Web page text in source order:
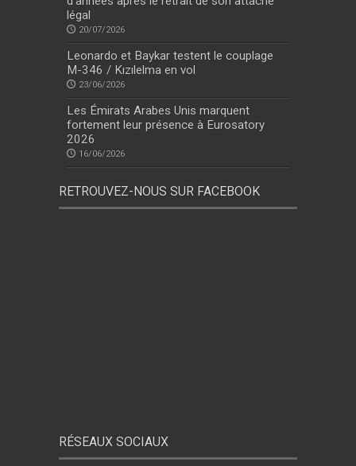
légal
20/07/2026
Leonardo et Baykar testent le couplage
M-346 / Kızılelma en vol
23/06/2026
Les Émirats Arabes Unis marquent
fortement leur présence à Eurosatory
2026
16/06/2026
RETROUVEZ-NOUS SUR FACEBOOK
RÉSEAUX SOCIAUX